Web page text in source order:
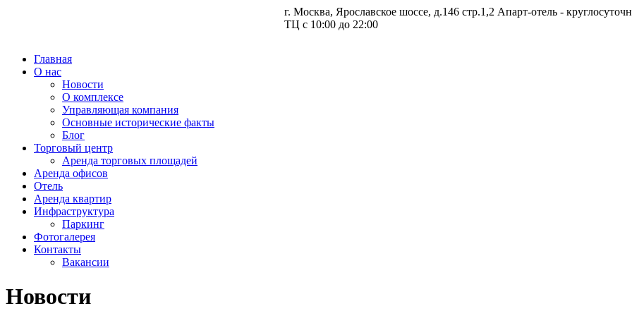
г. Москва, Ярославское шоссе, д.146 стр.1,2 Апарт-отель -
ТЦ с 10:00 до 22:00
Главная
О нас
Новости
О комплексе
Управляющая компания
Основные исторические факты
Блог
Торговый центр
Аренда торговых площадей
Аренда офисов
Отель
Аренда квартир
Инфраструктура
Паркинг
Фотогалерея
Контакты
Вакансии
Новости